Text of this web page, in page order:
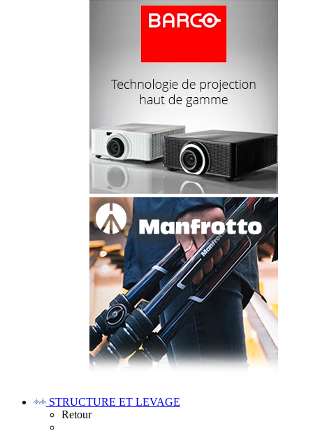
STRUCTURE ET LEVAGE
Retour